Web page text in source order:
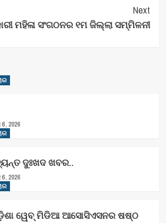
Next
ମହିଳା ସଂଗଠନର ୧ମ ଜିଲ୍ଲା ସମ୍ମିଳନୀ
2026
ଦୁଃଖଦ ଖବର..
2026
ୱେବ୍ ମିଡିଆ ଆସୋସିଏସନର ଷଷ୍ଠ